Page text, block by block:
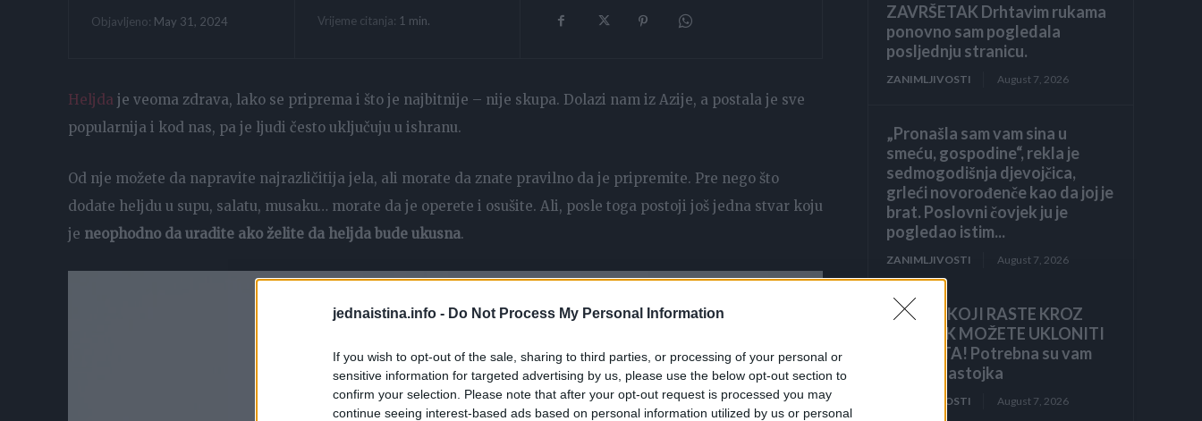
jednaistina.info - Do Not Process My Personal Information
If you wish to opt-out of the sale, sharing to third parties, or processing of your personal or
sensitive information for targeted advertising by us, please use the below opt-out section to
confirm your selection. Please note that after your opt-out request is processed you may
continue seeing interest-based ads based on personal information utilized by us or personal
Objavljeno: May 31, 2024 Vrijeme citanja: 1 min.
Heljda je veoma zdrava, lako se priprema i što je najbitnije – nije skupa. Dolazi nam iz Azije, a postala je sve
popularnija i kod nas, pa je ljudi često uključuju u ishranu.
Od nje možete da napravite najrazličitija jela, ali morate da znate pravilno da je pripremite. Pre nego što
dodate heljdu u supu, salatu, musaku… morate da je operete i osušite. Ali, posle toga postoji još jedna stvar koju
je neophodno da uradite ako želite da heljda bude ukusna.
ZAVRŠETAK Drhtavim rukama
ponovno sam pogledala
posljednju stranicu.
ZANIMLJIVOSTI August 7, 2026
„Pronašla sam vam sina u
smeću, gospodine“, rekla je
sedmogodišnja djevojčica,
grleći novorođenče kao da joj je
brat. Poslovni čovjek ju je
pogledao istim...
ZANIMLJIVOSTI August 7, 2026
KOROV KOJI RASTE KROZ
ŠLJUNAK MOŽETE UKLONITI
U 24 SATA! Potrebna su vam
samo 2 sastojka
ZANIMLJIVOSTI August 7, 2026